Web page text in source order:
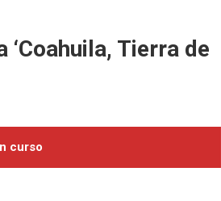
Tierra de
curso